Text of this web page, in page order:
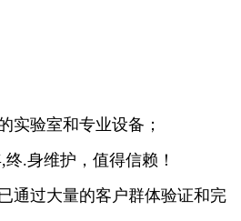
实验室和专业设备；
.身维护，值得信赖！
通过大量的客户群体验证和完